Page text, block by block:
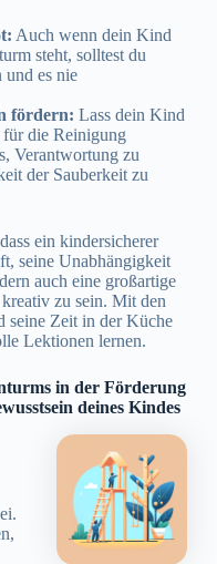
Auch wenn dein Kind
steht, solltest du
und es nie
fördern: Lass dein Kind
die Reinigung
Verantwortung zu
der Sauberkeit zu
ein kindersicherer
seine Unabhängigkeit
auch eine großartige
zu sein. Mit den
seine Zeit in der Küche
Lektionen lernen.
in der Förderung
deines Kindes